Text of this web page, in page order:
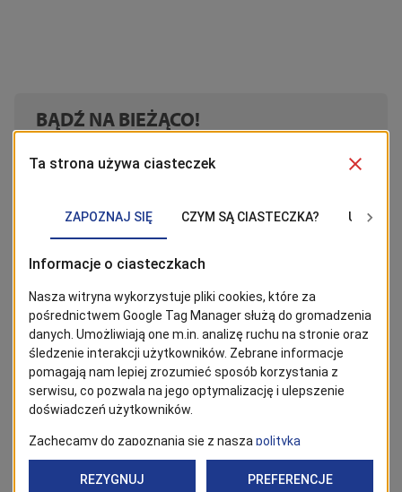
BĄDŹ NA BIEŻĄCO!
wiadomościami ze Szczecina. Najbardziej interesujące wpisy
Obserwuj
Powrót
Tagi